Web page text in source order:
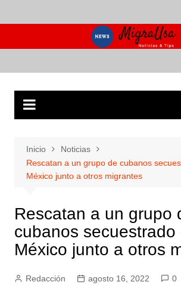
al
Inicio
Noticias
Rescatan a un grupo de cubanos
México junto a otros migrantes
Rescatan a un grupo
cubanos secuestrado
México junto a otros
Redacción agosto 16, 2022 0